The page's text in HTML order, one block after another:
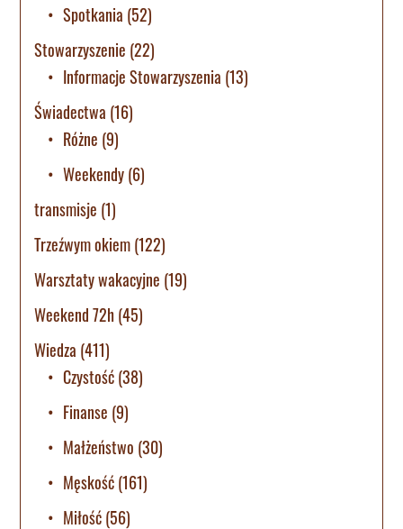
Spotkania (52)
Stowarzyszenie (22)
Informacje Stowarzyszenia (13)
Świadectwa (16)
Różne (9)
Weekendy(6)
transmisje (1)
Trzeźwym okiem(122)
Warsztaty wakacyjne (19)
Weekend 72h(45)
Wiedza (411)
Czystość(38)
Finanse (9)
Małżeństwo (30)
Męskość(161)
Miłość(56)